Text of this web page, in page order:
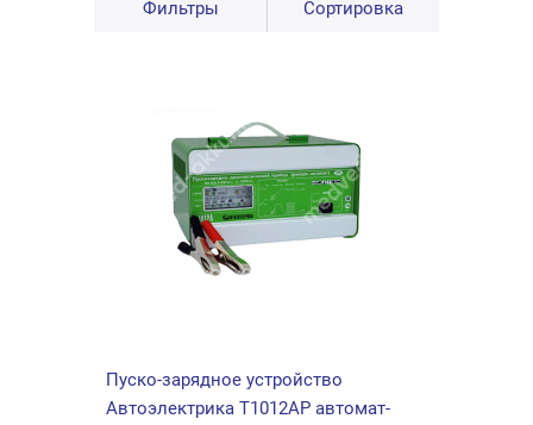
Фильтры Сортировка
Пуско-зарядное устройство
Автоэлектрика Т1012AP автомат-